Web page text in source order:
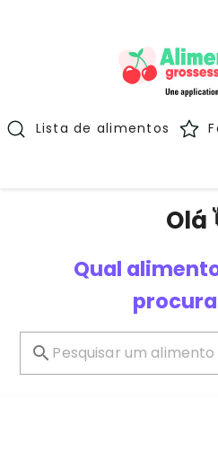
Lista de alimentos
Olá
Qual